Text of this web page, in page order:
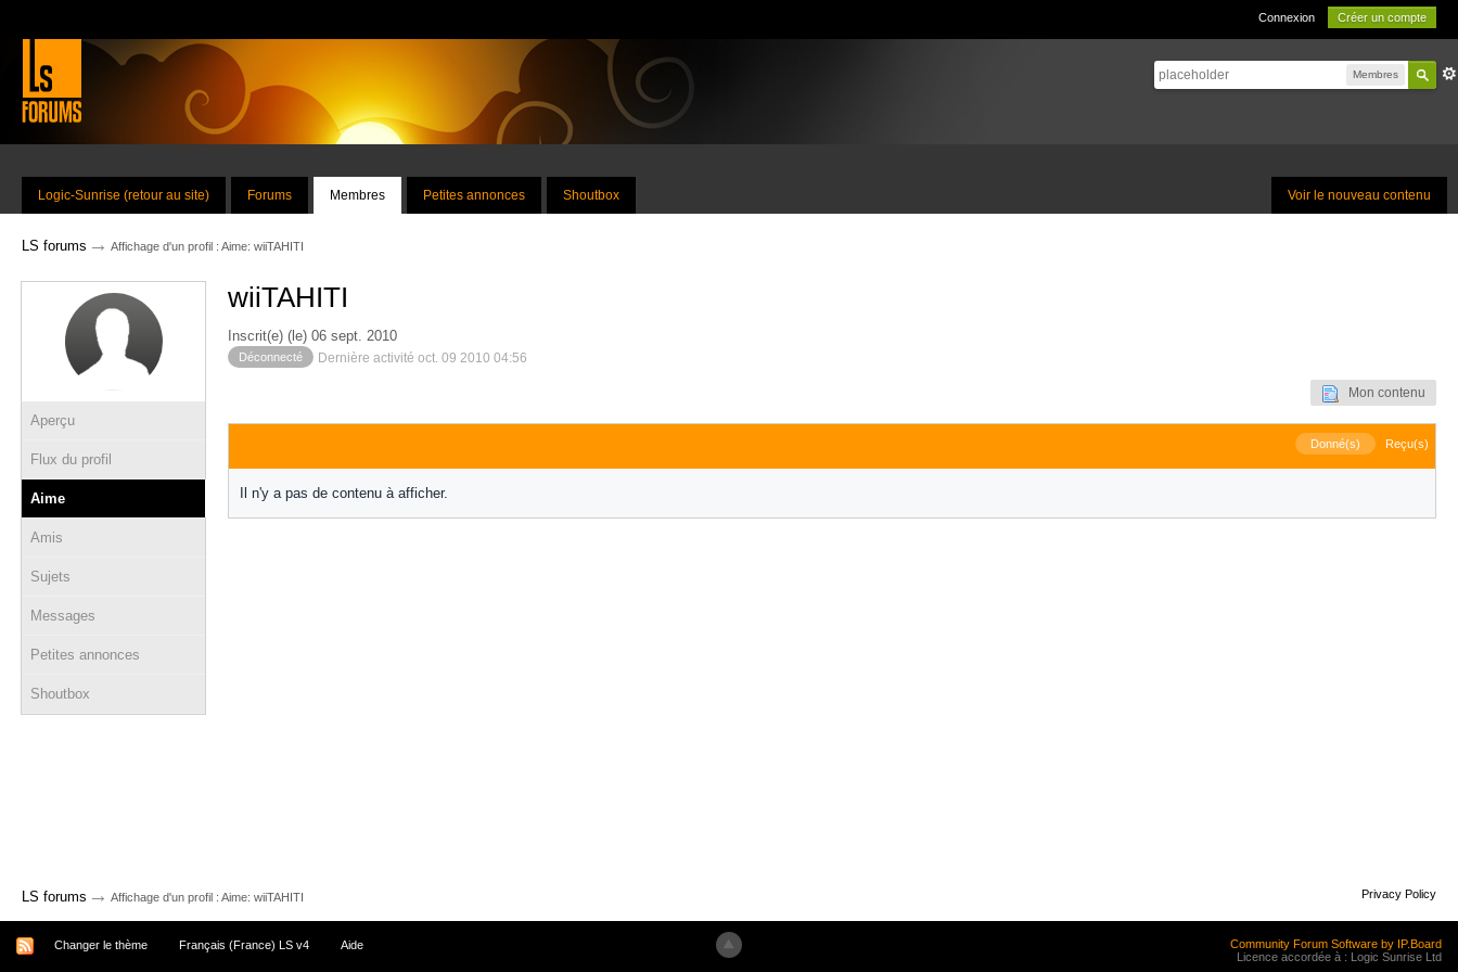
Connexion Créer un compte
Membres
Voir le nouveau contenu
Logic-Sunrise (retour au site) Forums Membres Petites annonces Shoutbox
LS forums → Affichage d'un profil : Aime: wiiTAHITI
Aperçu
Flux du profil
Aime
Amis
Sujets
Messages
Petites annonces
Shoutbox
wiiTAHITI
Inscrit(e) (le) 06 sept. 2010
Déconnecté Dernière activité oct. 09 2010 04:56
Mon contenu
Donné(s) Reçu(s)
Il n'y a pas de contenu à afficher.
LS forums → Affichage d'un profil : Aime: wiiTAHITI Privacy Policy
Changer le thème Français (France) LS v4 Aide
Community Forum Software by IP.Board
Licence accordée à : Logic Sunrise Ltd